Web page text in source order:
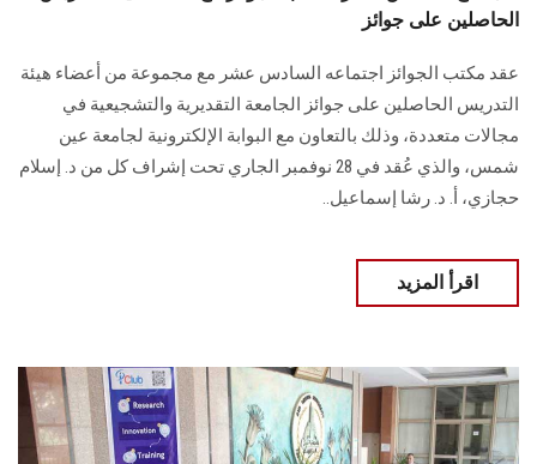
الحاصلين على جوائز
عقد مكتب الجوائز اجتماعه السادس عشر مع مجموعة من أعضاء هيئة
التدريس الحاصلين على جوائز الجامعة التقديرية والتشجيعية في
مجالات متعددة، وذلك بالتعاون مع البوابة الإلكترونية لجامعة عين
شمس، والذي عُقد في 28 نوفمبر الجاري تحت إشراف كل من د. إسلام
حجازي، أ. د. رشا إسماعيل..
اقرأ المزيد